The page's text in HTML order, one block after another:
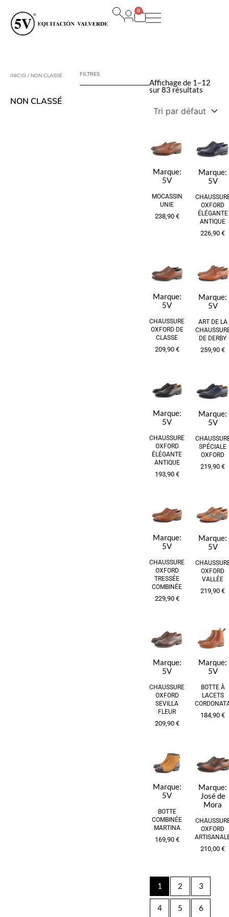
contenu
0
Panier
INICIO / NON CLASSÉ
NON CLASSÉ
FILTRES
Affichage de 1–12
sur 83 résultats
Marque:
5V
MOCASSIN
UNIE
238,90 €
Marque:
5V
OXFORD
ÉLÉGANTE
ANTIQUE
226,90 €
Marque:
5V
CHAUSSURE
OXFORD DE
CLASSE
209,90 €
Marque:
5V
ART DE LA
DE DERBY
259,90 €
Marque:
5V
CHAUSSURE
OXFORD
ÉLÉGANTE
ANTIQUE
193,90 €
Marque:
5V
SPÉCIALE
OXFORD
219,90 €
Marque:
5V
CHAUSSURE
OXFORD
TRESSÉE
COMBINÉE
229,90 €
Marque:
5V
OXFORD
VALLÉE
219,90 €
Marque:
5V
CHAUSSURE
OXFORD
SEVILLA
FLEUR
209,90 €
Marque:
5V
BOTTE À
LACETS
184,90 €
Marque:
5V
BOTTE
COMBINÉE
MARTINA
169,90 €
Marque:
José de
Mora
OXFORD
210,00 €
1 2 3
4 5 6